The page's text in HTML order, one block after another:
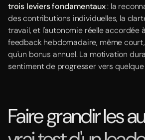
trois leviers fondamentaux: la
des contributions individuelles, la
travail, et l'autonomie réelle accordée
feedback hebdomadaire, même
qu'un bonus annuel. La motivation
sentiment de progresser vers
Faire grandir les